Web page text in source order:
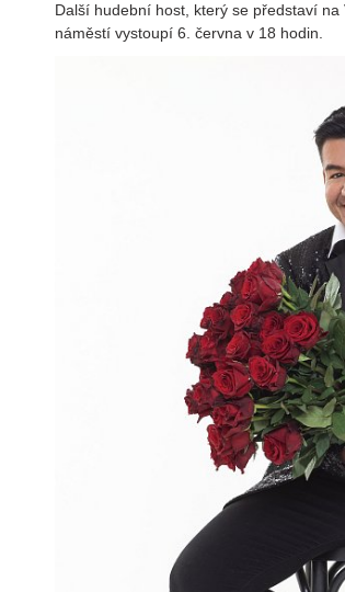
Další hudební host, který se představí
náměstí vystoupí 6. června v 18 hodin.